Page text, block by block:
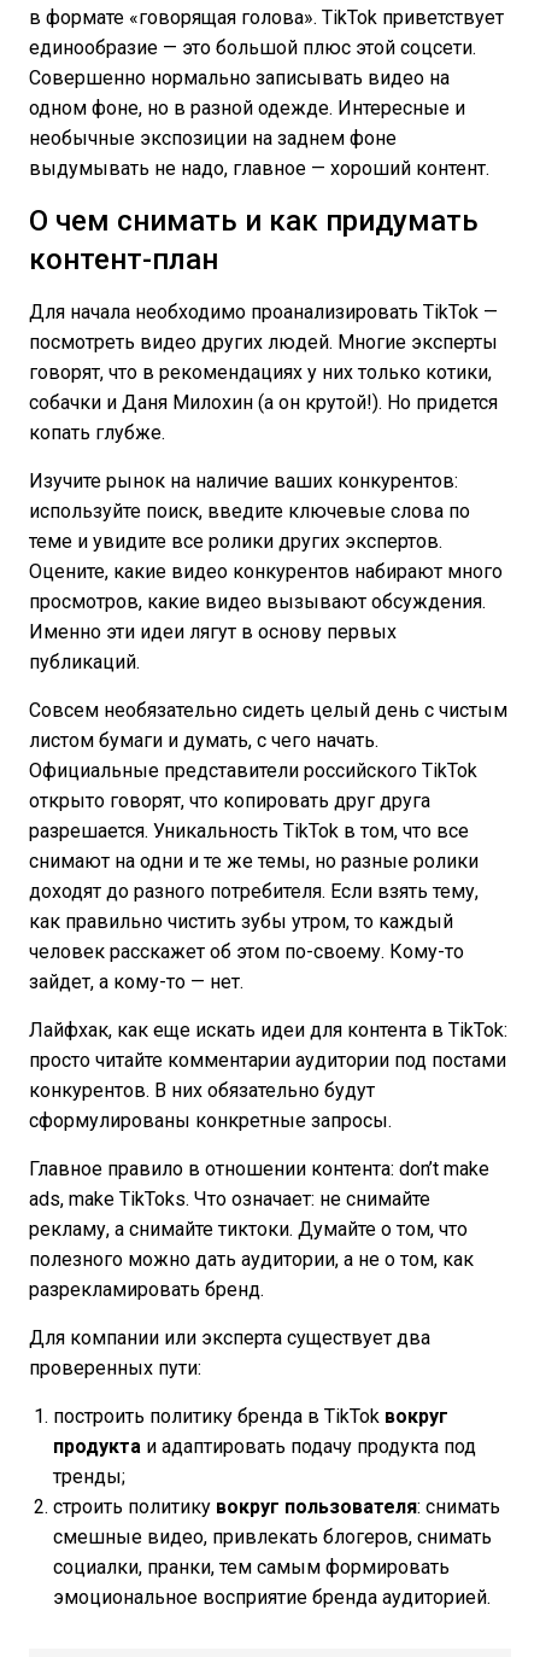
в формате «говорящая голова». TikTok приветствует
единообразие — это большой плюс этой соцсети.
Совершенно нормально записывать видео на
одном фоне, но в разной одежде. Интересные и
необычные экспозиции на заднем фоне
выдумывать не надо, главное — хороший контент.
О чем снимать и как придумать
контент-план
Для начала необходимо проанализировать TikTok —
посмотреть видео других людей. Многие эксперты
говорят, что в рекомендациях у них только котики,
собачки и Даня Милохин (а он крутой!). Но придется
копать глубже.
Изучите рынок на наличие ваших конкурентов:
используйте поиск, введите ключевые слова по
теме и увидите все ролики других экспертов.
Оцените, какие видео конкурентов набирают много
просмотров, какие видео вызывают обсуждения.
Именно эти идеи лягут в основу первых
публикаций.
Совсем необязательно сидеть целый день с чистым
листом бумаги и думать, с чего начать.
Официальные представители российского TikTok
открыто говорят, что копировать друг друга
разрешается. Уникальность TikTok в том, что все
снимают на одни и те же темы, но разные ролики
доходят до разного потребителя. Если взять тему,
как правильно чистить зубы утром, то каждый
человек расскажет об этом по-своему. Кому-то
зайдет, а кому-то — нет.
Лайфхак, как еще искать идеи для контента в TikTok:
просто читайте комментарии аудитории под постами
конкурентов. В них обязательно будут
сформулированы конкретные запросы.
Главное правило в отношении контента: don’t make
ads, make TikToks. Что означает: не снимайте
рекламу, а снимайте тиктоки. Думайте о том, что
полезного можно дать аудитории, а не о том, как
разрекламировать бренд.
Для компании или эксперта существует два
проверенных пути:
построить политику бренда в TikTok вокруг
продукта и адаптировать подачу продукта под
тренды;
строить политику вокруг пользователя: снимать
смешные видео, привлекать блогеров, снимать
социалки, пранки, тем самым формировать
эмоциональное восприятие бренда аудиторией.